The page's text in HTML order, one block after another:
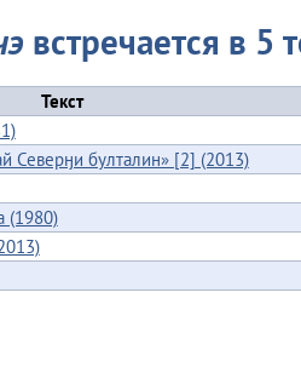
встречается в 5
Текст
Северӈи булталин» [2] (2013)
(1980)